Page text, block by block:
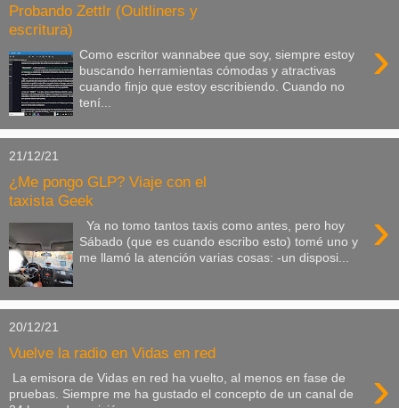
Probando Zettlr (Oultliners y
escritura)
›
Como escritor wannabee que soy, siempre estoy
buscando herramientas cómodas y atractivas
cuando finjo que estoy escribiendo. Cuando no
tení...
21/12/21
¿Me pongo GLP? Viaje con el
taxista Geek
›
Ya no tomo tantos taxis como antes, pero hoy
Sábado (que es cuando escribo esto) tomé uno y
me llamó la atención varias cosas: -un disposi...
20/12/21
Vuelve la radio en Vidas en red
›
La emisora de Vidas en red ha vuelto, al menos en fase de
pruebas. Siempre me ha gustado el concepto de un canal de